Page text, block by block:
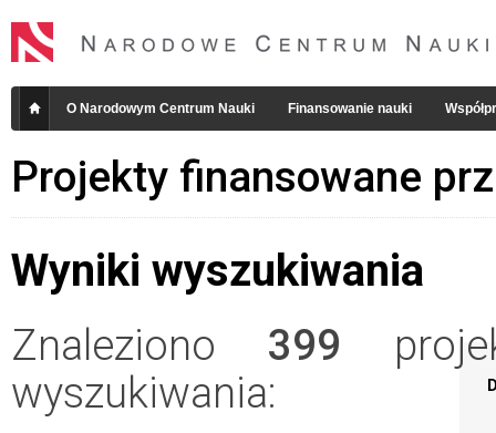
O Narodowym Centrum Nauki Finansowanie nauki
Projekty finansowane
Wyniki wyszukiwania
Znaleziono 399
wyszukiwania: